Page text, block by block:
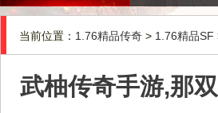
当前位置： 1.76精品传奇 > 1.76精品SF
武柚传奇手游,那